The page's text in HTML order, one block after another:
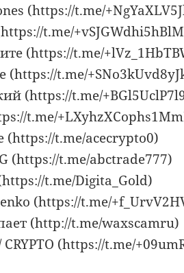
(https://t.me/
t.me/
(https://t.me/
(https://t.me/
(https://t.me/
t.me/
t.me/acecrypto0)
(https://t.me/abctrade777)
t.me/Digita_Gold)
(https://t.me/
(http://t.me/waxscamru)
CRYPTO (https://t.me/